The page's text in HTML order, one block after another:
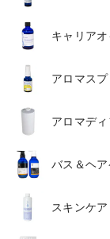
キャリア
アロマス
アロマデ
バス＆ヘア
スキンケ